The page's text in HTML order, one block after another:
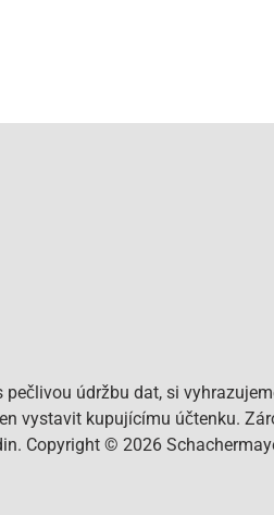
pečlivou údržbu dat, si
vystavit kupujícímu účtenku.
Copyright © 2026